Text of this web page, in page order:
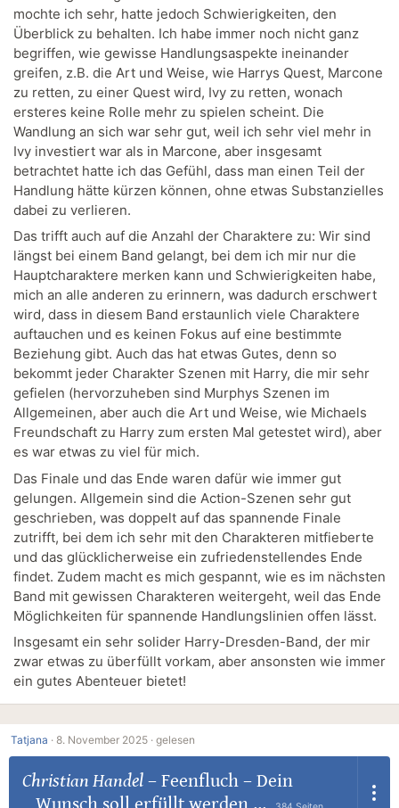
mochte ich sehr, hatte jedoch Schwierigkeiten, den
Überblick zu behalten. Ich habe immer noch nicht ganz
begriffen, wie gewisse Handlungsaspekte ineinander
greifen, z.B. die Art und Weise, wie Harrys Quest, Marcone
zu retten, zu einer Quest wird, Ivy zu retten, wonach
ersteres keine Rolle mehr zu spielen scheint. Die
Wandlung an sich war sehr gut, weil ich sehr viel mehr in
Ivy investiert war als in Marcone, aber insgesamt
betrachtet hatte ich das Gefühl, dass man einen Teil der
Handlung hätte kürzen können, ohne etwas Substanzielles
dabei zu verlieren.
Das trifft auch auf die Anzahl der Charaktere zu: Wir sind
längst bei einem Band gelangt, bei dem ich mir nur die
Hauptcharaktere merken kann und Schwierigkeiten habe,
mich an alle anderen zu erinnern, was dadurch erschwert
wird, dass in diesem Band erstaunlich viele Charaktere
auftauchen und es keinen Fokus auf eine bestimmte
Beziehung gibt. Auch das hat etwas Gutes, denn so
bekommt jeder Charakter Szenen mit Harry, die mir sehr
gefielen (hervorzuheben sind Murphys Szenen im
Allgemeinen, aber auch die Art und Weise, wie Michaels
Freundschaft zu Harry zum ersten Mal getestet wird), aber
es war etwas zu viel für mich.
Das Finale und das Ende waren dafür wie immer gut
gelungen. Allgemein sind die Action-Szenen sehr gut
geschrieben, was doppelt auf das spannende Finale
zutrifft, bei dem ich sehr mit den Charakteren mitfieberte
und das glücklicherweise ein zufriedenstellendes Ende
findet. Zudem macht es mich gespannt, wie es im nächsten
Band mit gewissen Charakteren weitergeht, weil das Ende
Möglichkeiten für spannende Handlungslinien offen lässt.
Insgesamt ein sehr solider Harry-Dresden-Band, der mir
zwar etwas zu überfüllt vorkam, aber ansonsten wie immer
ein gutes Abenteuer bietet!
Tatjana · 8. November 2025 · gelesen
Christian Handel– Feenfluch – Dein